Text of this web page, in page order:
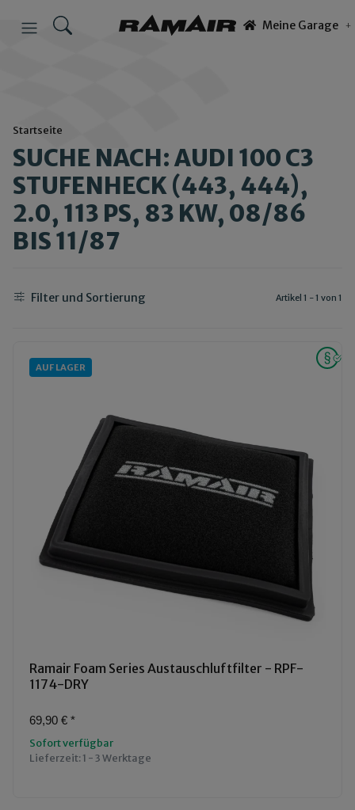
Meine Garage
Startseite
SUCHE NACH: AUDI 100 C3
STUFENHECK (443, 444),
2.0, 113 PS, 83 KW, 08/86
BIS 11/87
Filter und Sortierung Artikel 1 - 1 von 1
AUF LAGER
Ramair Foam Series Austauschluftfilter - RPF-
1174-DRY
69,90 € *
Sofort verfügbar
Lieferzeit:1 - 3 Werktage